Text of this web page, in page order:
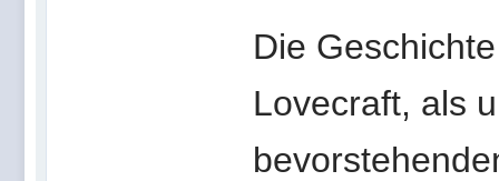
Die
Lovecraft, als